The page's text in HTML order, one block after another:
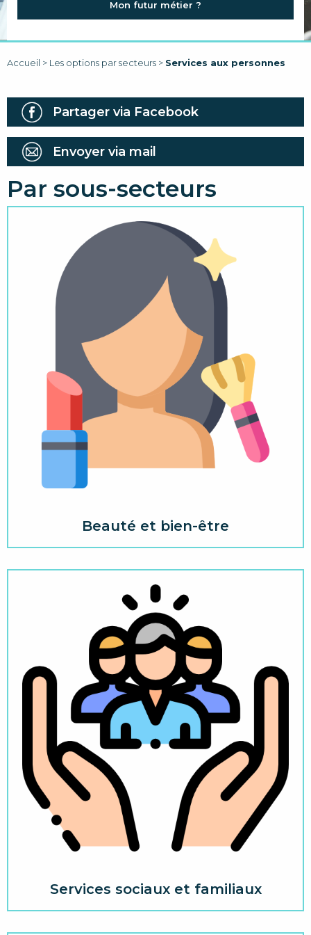
LIENS
Mon futur métier ?
Accueil > Les options par secteurs > Services aux personnes
Partager via Facebook
Envoyer via mail
Par sous-secteurs
Beauté et bien-être
Services sociaux et familiaux